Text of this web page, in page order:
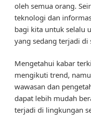
oleh semua orang.
teknologi dan
bagi kita untuk selalu
yang sedang terjadi di
Mengetahui kabar
mengikuti trend,
wawasan dan
dapat lebih mudah
terjadi di lingkungan